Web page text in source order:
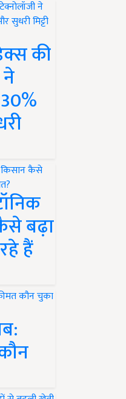
की
बढ़ा
हैं